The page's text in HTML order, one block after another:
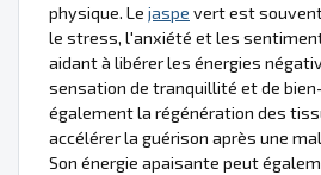
physique. Le jaspe vert est
le stress, l'anxiété et les
aidant à libérer les énergies
sensation de tranquillité et de
également la régénération des
accélérer la guérison après une
Son énergie apaisante peut